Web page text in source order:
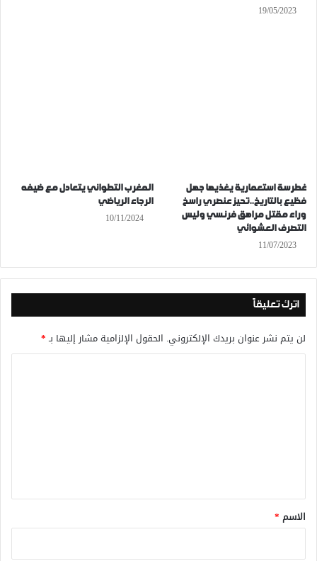
19/05/2023
غطرسة استعمارية يغذيها جهل
فظيع بالتاريخ..تحيز عنصري راسخ
وراء مقتل مراهق فرنسي وليس
التصرف العشوائي
11/07/2023
المغرب التطواني يتعادل مع ضيفه
الرجاء الرياضي
10/11/2024
اترك تعليقاً
لن يتم نشر عنوان بريدك الإلكتروني. الحقول الإلزامية مشار إليها بـ*
*
الاسم *